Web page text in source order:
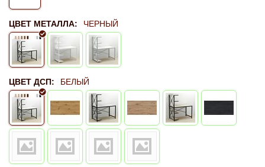
ЦВЕТ МЕТАЛЛА: ЧЕРНЫЙ
ЦВЕТ ДСП: БЕЛЫЙ